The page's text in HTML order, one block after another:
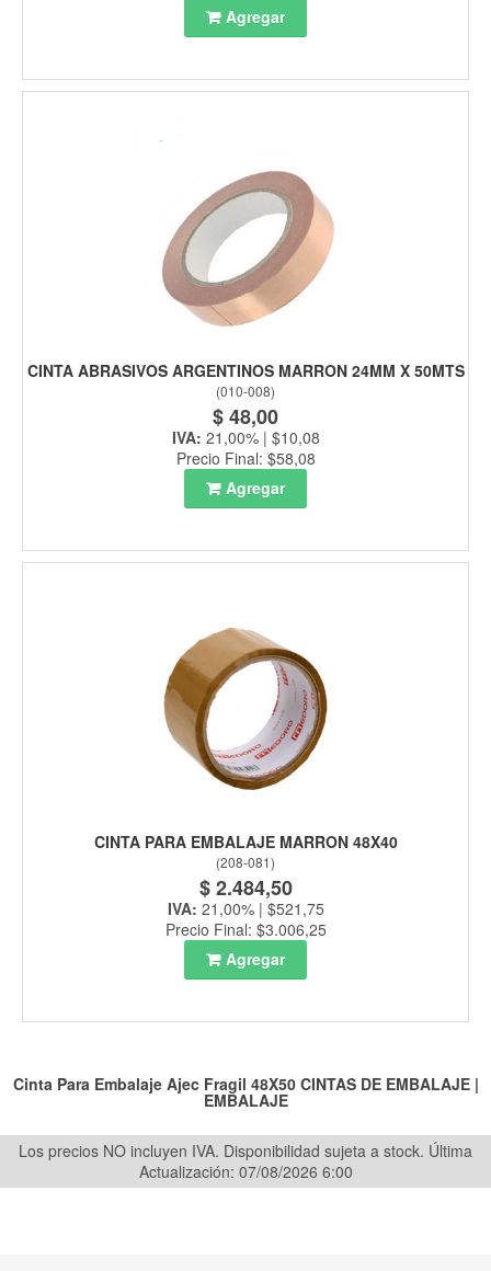
Agregar
CINTA ABRASIVOS ARGENTINOS MARRON 24MM X 50MTS
(010-008)
$ 48,00
IVA: 21,00% | $10,08
Precio Final: $58,08
Agregar
CINTA PARA EMBALAJE MARRON 48X40
(208-081)
$ 2.484,50
IVA: 21,00% | $521,75
Precio Final: $3.006,25
Agregar
Cinta Para Embalaje Ajec Fragil 48X50 CINTAS DE EMBALAJE|
EMBALAJE
Los precios NO incluyen IVA. Disponibilidad sujeta a stock. Última
Actualización: 07/08/2026 6:00